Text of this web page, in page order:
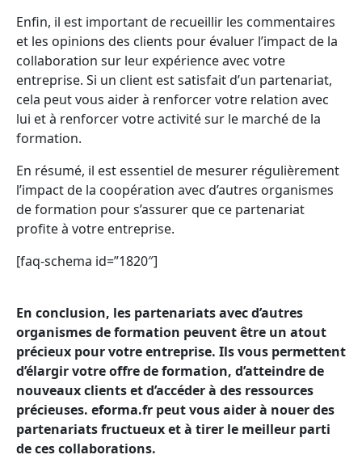
Enfin, il est important de recueillir les commentaires
et les opinions des clients pour évaluer l’impact de la
collaboration sur leur expérience avec votre
entreprise. Si un client est satisfait d’un partenariat,
cela peut vous aider à renforcer votre relation avec
lui et à renforcer votre activité sur le marché de la
formation.
En résumé, il est essentiel de mesurer régulièrement
l’impact de la coopération avec d’autres organismes
de formation pour s’assurer que ce partenariat
profite à votre entreprise.
[faq-schema id=”1820″]
En conclusion, les partenariats avec d’autres
organismes de formation peuvent être un atout
précieux pour votre entreprise. Ils vous permettent
d’élargir votre offre de formation, d’atteindre de
nouveaux clients et d’accéder à des ressources
précieuses. eforma.fr peut vous aider à nouer des
partenariats fructueux et à tirer le meilleur parti
de ces collaborations.